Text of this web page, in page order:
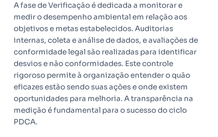
A fase de Verificação é dedicada a monitorar e
medir o desempenho ambiental em relação aos
objetivos e metas estabelecidos. Auditorias
internas, coleta e análise de dados, e avaliações de
conformidade legal são realizadas para identificar
desvios e não conformidades. Este controle
rigoroso permite à organização entender o quão
eficazes estão sendo suas ações e onde existem
oportunidades para melhoria. A transparência na
medição é fundamental para o sucesso do ciclo
PDCA.